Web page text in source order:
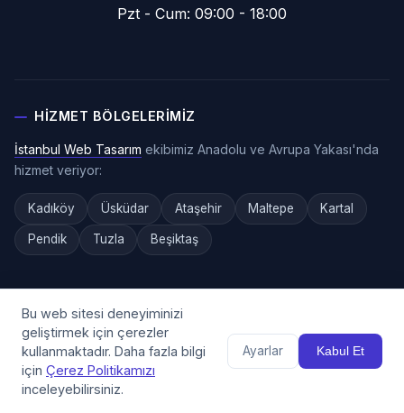
Pzt - Cum: 09:00 - 18:00
HIZMET BÖLGELERIMIZ
İstanbul Web Tasarım ekibimiz Anadolu ve Avrupa Yakası'nda
hizmet veriyor:
Kadıköy Üsküdar Ataşehir Maltepe Kartal
Pendik Tuzla Beşiktaş
Projenizi hayata geçirmeye hazır mısınız?
Ücretsiz Teklif Hesapla
Bu web sitesi deneyiminizi
geliştirmek için çerezler
kullanmaktadır. Daha fazla bilgi
için Çerez Politikamızı
inceleyebilirsiniz.
Ayarlar Kabul Et